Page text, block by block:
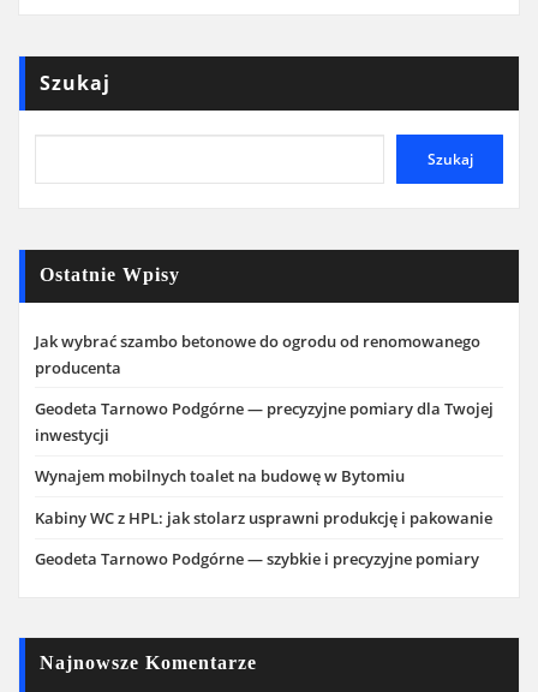
Szukaj
Szukaj
Ostatnie Wpisy
Jak wybrać szambo betonowe do ogrodu od renomowanego
producenta
Geodeta Tarnowo Podgórne — precyzyjne pomiary dla Twojej
inwestycji
Wynajem mobilnych toalet na budowę w Bytomiu
Kabiny WC z HPL: jak stolarz usprawni produkcję i pakowanie
Geodeta Tarnowo Podgórne — szybkie i precyzyjne pomiary
Najnowsze Komentarze